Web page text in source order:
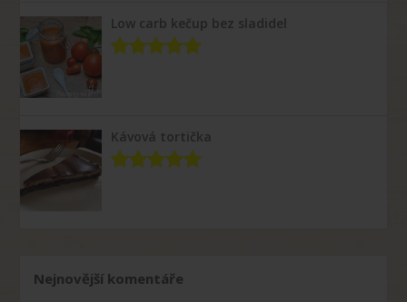
Low carb kečup bez sladidel
Kávová tortička
Nejnovější komentáře